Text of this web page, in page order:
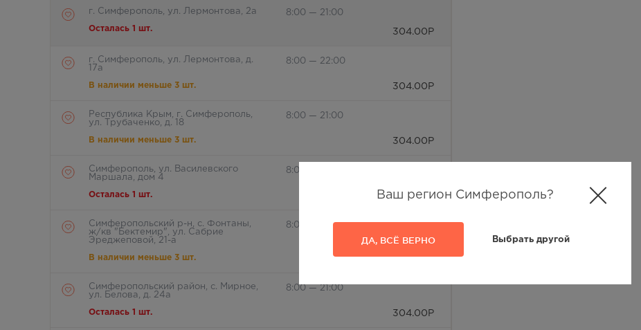
Ваш регион Симферополь?
ДА, ВСЁ ВЕРНО Выбрать другой
г. Симферополь, ул. Лермонтова, 2а
Осталась 1 шт.
8:00 — 21:00
304.00 Р
г. Симферополь, ул. Лермонтова, д.
17а
В наличии меньше 3 шт.
8:00 — 22:00
304.00 Р
Республика Крым, г. Симферополь,
ул. Трубаченко, д. 18
В наличии меньше 3 шт.
8:00 — 21:00
304.00 Р
Симферополь, ул. Василевского
Маршала, дом 4
Осталась 1 шт.
8:00 — 20:00
304.00Р
Симферопольский р-н, с. Фонтаны,
ж/кв "Бектемир", ул. Сабрие
Эреджеповой, 21-а
В наличии меньше 3 шт.
8:00 — 20:00
304.00Р
Симферопольский район, с. Мирное,
ул. Белова, д. 24а
Осталась 1 шт.
8:00 — 21:00
304.00 Р